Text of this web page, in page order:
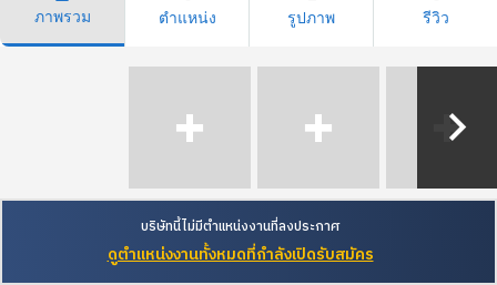
ภาพรวม
ตำแหน่ง รูปภาพ รีวิว
keyboard_arrow_right
บริษัทนี้ไม่มีตำแหน่งงานที่ลงประกาศ
ดูตำแหน่งงานทั้งหมดที่กำลังเปิดรับสมัคร